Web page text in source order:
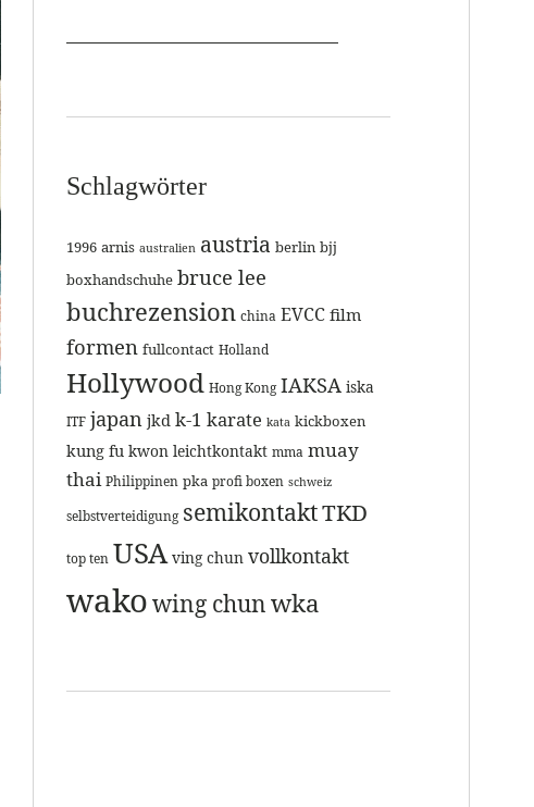
Schlagwörter
1996 arnis australien austria berlin bjj
boxhandschuhe bruce lee
buchrezension china EVCC film
formen fullcontact Holland
Hollywood Hong Kong IAKSA iska
ITF japan jkd k-1 karate kata kickboxen
kung fu kwon leichtkontakt mma muay
thai Philippinen pka profi boxen schweiz
selbstverteidigung semikontaktTKD
top ten USA ving chun vollkontakt
wakowing chunwka